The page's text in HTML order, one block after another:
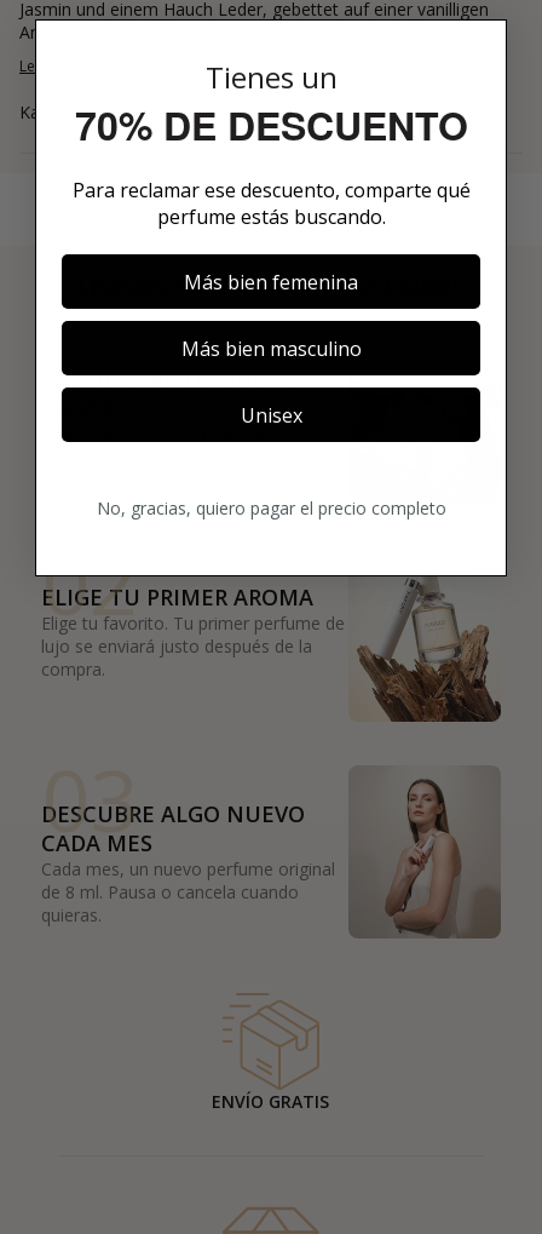
Jasmin und einem Hauch Leder, gebettet auf einer vanilligen
Amber-Tonka Basis. Klassisch ...
Leer más
Kathrin
3 PASOS PARA HACERTE MIEMBRO
01
ENCUENTRA LO QUE TE
Explora más de 600 fragancias nicho y
02
ELIGE TU PRIMER AROMA
Elige tu favorito. Tu primer perfume de
lujo se enviará justo después de la
compra.
03
DESCUBRE ALGO NUEVO
CADA MES
Cada mes, un nuevo perfume original
de 8 ml. Pausa o cancela cuando
quieras.
ENVÍO GRATIS
Tienes un
70% DE DESCUENTO
Para reclamar ese descuento, comparte qué
perfume estás buscando.
Más bien femenina
Más bien masculino
Unisex
No, gracias, quiero pagar el precio completo